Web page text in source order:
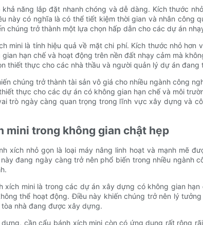
năng lắp đặt nhanh chóng và dễ dàng. Kích thước
này có nghĩa là có thể tiết kiệm thời gian và nhân công
chúng trở thành một lựa chọn hấp dẫn cho các dự án
mini là tính hiệu quả về mặt chi phí. Kích thước nhỏ
hạn chế và hoạt động trên nền đất nhạy cảm mà
thiết thực cho các nhà thầu và người quản lý dự án
chúng trở thành tài sản vô giá cho nhiều ngành công
thực cho các dự án có không gian hạn chế và môi
trò ngày càng quan trọng trong lĩnh vực xây dựng và
mini trong không gian chật hẹp
xích nhỏ gọn là loại máy nâng linh hoạt và mạnh mẽ
đang ngày càng trở nên phổ biến trong nhiều ngành
xích mini là trong các dự án xây dựng có không gian
thể hoạt động. Điều này khiến chúng trở nên lý
nhà đang được xây dựng.
cần cẩu bánh xích mini còn có ứng dụng rất rộng